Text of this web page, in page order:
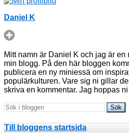
Daniel K
Mitt namn är Daniel K och jag är en
min blogg. På den här bloggen
publicera en ny miniessä om
populärkulturen. Vare sig ni gillar
skriva en kommentar. Jag hoppas
Till bloggens startsida